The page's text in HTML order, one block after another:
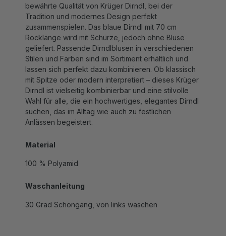
Tradition und modernes Design perfekt
zusammenspielen.Dasblaue Dirndl mit 70 cm
Rocklängewirdmit Schürze, jedoch ohne Bluse
geliefert. PassendeDirndlblusen in verschiedenen
Stilen und Farbensind im Sortiment erhältlich und
lassen sich perfekt dazu kombinieren. Ob klassisch
mit Spitze oder modern interpretiert – diesesKrüger
Dirndlist vielseitig kombinierbar und eine stilvolle
Wahl für alle, die einhochwertiges, elegantes Dirndl
suchen, das im Alltag wie auch zu festlichen
Anlässen begeistert.